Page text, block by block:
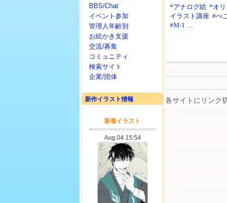
BBS/Chat
イベント参加
管理人年齢別
お絵かき支援
交流/募集
コミュニティ
検索サイト
企業/団体
新作イラスト情報
*アナログ絵 *オリ
イラスト講座 #ぺ
#M-1 ...
各サイトにリンク